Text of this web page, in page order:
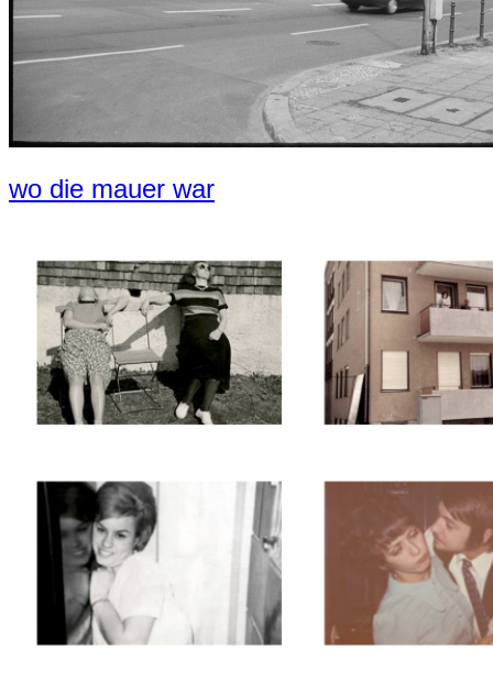
wo die mauer war